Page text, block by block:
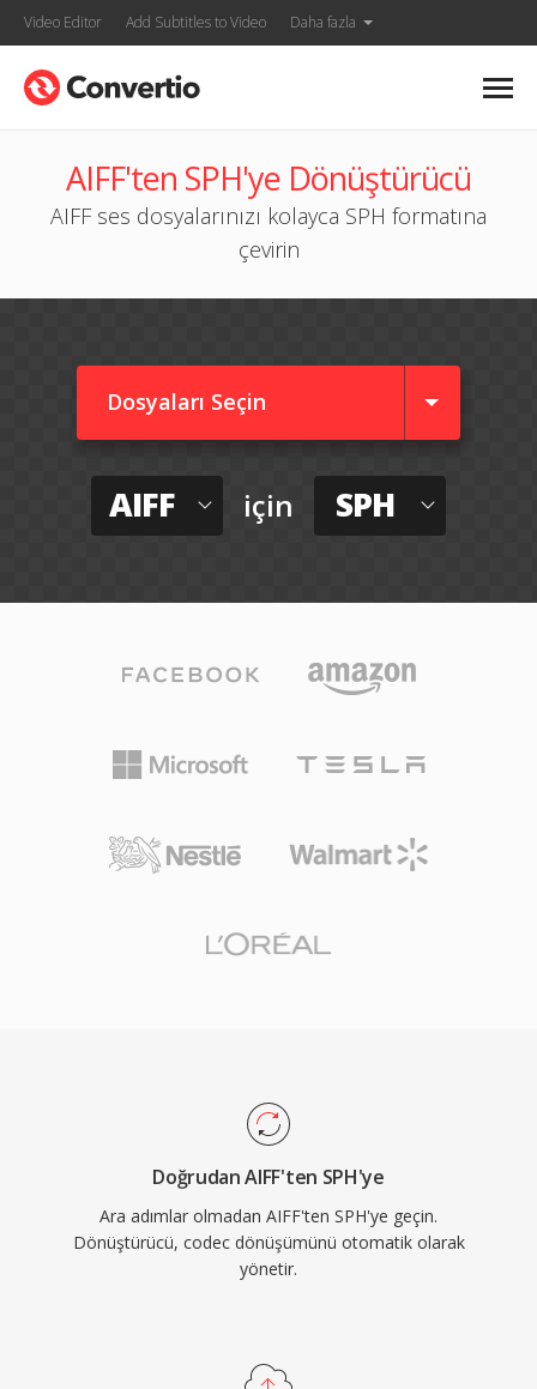
Video Editor Add Subtitles to Video Daha fazla
AIFF'ten SPH'ye Dönüştürücü
AIFF ses dosyalarınızı kolayca SPH formatına
çevirin
Dosyaları Seçin
AIFF için SPH
Doğrudan AIFF'ten SPH'ye
Ara adımlar olmadan AIFF'ten SPH'ye geçin.
Dönüştürücü, codec dönüşümünü otomatik olarak
yönetir.